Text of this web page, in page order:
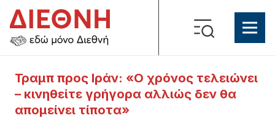
Τραμπ προς Ιράν: «Ο χρόνος τελειώνει
– κινηθείτε γρήγορα αλλιώς δεν θα
απομείνει τίποτα»